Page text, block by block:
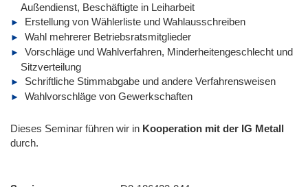
Außendienst, Beschäftigte in Leiharbeit
Erstellung von Wählerliste und Wahlausschreiben
Wahl mehrerer Betriebsratsmitglieder
Vorschläge und Wahlverfahren, Minderheitengeschlecht und
Sitzverteilung
Schriftliche Stimmabgabe und andere Verfahrensweisen
Wahlvorschläge von Gewerkschaften
Dieses Seminar führen wir in Kooperation mit der IG Metall
durch.